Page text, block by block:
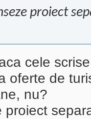
proiect
cele
oferte de
nu?
proiect